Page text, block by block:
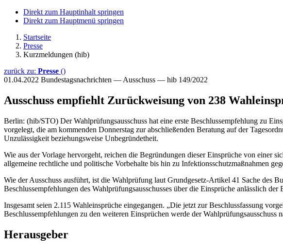
Direkt zum Hauptinhalt springen
Direkt zum Hauptmenü springen
Startseite
Presse
Kurzmeldungen (hib)
zurück zu: Presse ()
01.04.2022 Bundestagsnachrichten — Ausschuss — hib 149/2022
Ausschuss empfiehlt Zurückweisung von 238
Berlin: (hib/STO) Der Wahlprüfungsausschuss hat eine erste Beschlussempfehlung zu
vorgelegt, die am kommenden Donnerstag zur abschließenden Beratung auf der
Unzulässigkeit beziehungsweise Unbegründetheit.
Wie aus der Vorlage hervorgeht, reichen die Begründungen dieser Einsprüche von einer
allgemeine rechtliche und politische Vorbehalte bis hin zu Infektionsschutzmaßnahmen
Wie der Ausschuss ausführt, ist die Wahlprüfung laut Grundgesetz-Artikel 41 Sache des
Beschlussempfehlungen des Wahlprüfungsausschusses über die Einsprüche anlässlich
Insgesamt seien 2.115 Wahleinsprüche eingegangen. „Die jetzt zur Beschlussfassung
Beschlussempfehlungen zu den weiteren Einsprüchen werde der Wahlprüfungsausschuss
Herausgeber